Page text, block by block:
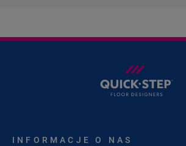
INFORMACJE O NAS